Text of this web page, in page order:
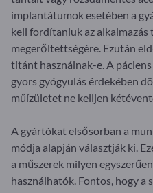
implantátumok esetében a
kell fordítaniuk az alkalmazás
megerőltettségére. Ezután
titánt használnak-e. A
gyors gyógyulás érdekében
műízületet ne kelljen
A gyártókat elsősorban a
módja alapján választják ki.
a műszerek milyen
használhatók. Fontos, hogy a